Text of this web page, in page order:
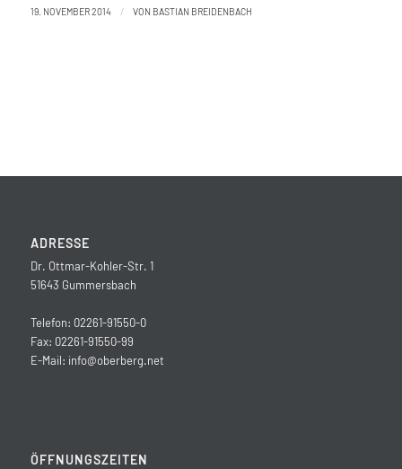
19. NOVEMBER 2014 / VON BASTIAN BREIDENBACH
ADRESSE
Dr. Ottmar-Kohler-Str. 1
51643 Gummersbach
Telefon: 02261-91550-0
Fax: 02261-91550-99
E-Mail: info@oberberg.net
ÖFFNUNGSZEITEN